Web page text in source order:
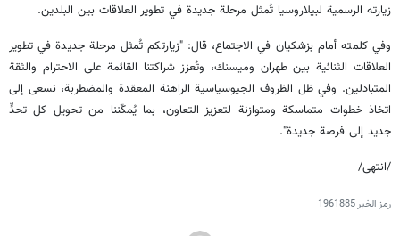
زيارته الرسمية لبيلاروسيا تُمثل مرحلة جديدة في تطوير العلاقات بين البلدين.
وفي كلمته أمام بزشكيان في الاجتماع، قال: "زيارتكم تُمثل مرحلة جديدة في تطوير
العلاقات الثنائية بين طهران وميسنك، وتُعزز شراكتنا القائمة على الاحترام والثقة
المتبادلين. وفي ظل الظروف الجيوسياسية الراهنة المعقدة والمضطربة، نسعى إلى
اتخاذ خطوات متماسكة ومتوازنة لتعزيز التعاون، بما يُمكّننا من تحويل كل تحدٍّ
جديد إلى فرصة جديدة".
/انتهى/
رمز الخبر1961885